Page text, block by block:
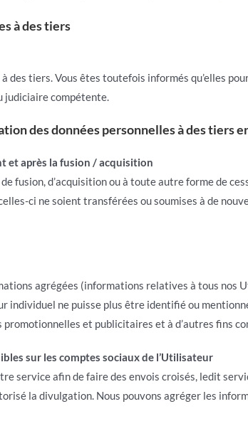
à des tiers
des tiers. Vous êtes toutefois informés qu’elles
judiciaire compétente.
des données personnelles à des tiers
et après la fusion / acquisition
fusion, d’acquisition ou à toute autre forme de
ci ne soient transférées ou soumises à de
agrégées (informations relatives à tous nos
individuel ne puisse plus être identifié ou
et publicitaires et à d’autres fins
sur les comptes sociaux de l’Utilisateur
service afin de faire des envois croisés, ledit
la divulgation. Nous pouvons agréger les